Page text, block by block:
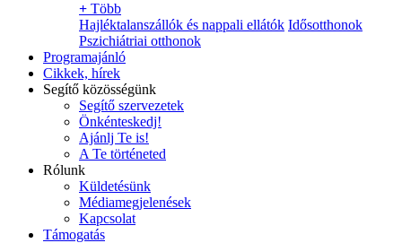
+ Több
Hajléktalanszállók és nappali ellátók Idősotthonok
Pszichiátriai otthonok
Programajánló
Cikkek, hírek
Segítő közösségünk
Segítő szervezetek
Önkénteskedj!
Ajánlj Te is!
A Te történeted
Rólunk
Küldetésünk
Médiamegjelenések
Kapcsolat
Támogatás